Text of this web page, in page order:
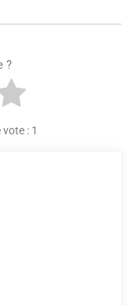
?
vote : 1